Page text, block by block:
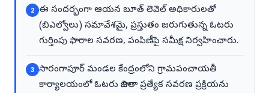
2
ఈ సందర్భంగా ఆయన బూత్ లెవెల్ అధికారులతో
(బిఎల్వోలు) సమావేశమై, ప్రస్తుతం జరుగుతున్న ఓటరు
గుర్తింపు ఫారాల సవరణ, పంపిణీపై సమీక్ష నిర్వహించారు.
3
సారంగాపూర్ మండల కేంద్రంలోని గ్రామపంచాయతీ
కార్యాలయంలో ఓటరు జాబితా ప్రత్యేక సవరణ ప్రక్రియను